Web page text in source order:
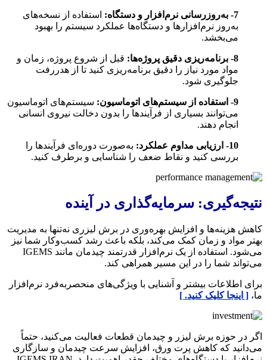
7- به‌روزرسانی نرم‌افزار و دستگاه:
استفاده از نسخه‌های
به‌روز نرم‌افزارها و دستگاه‌ها عملکرد سیستم را بهبود
می‌بخشد.
8- برنامه‌ریزی دقیق پروژه‌ها:
قبل از شروع پروژه، زمان و
مواد مورد نیاز را دقیق برنامه‌ریزی کنید تا از هدررفت
جلوگیری شود.
9- استفاده از سیستم‌های اتوماسیون:
سیستم‌های اتوماسیون
می‌توانند بسیاری از فرآیندها را بدون دخالت نیروی انسانی
انجام دهند.
10- ارزیابی مداوم عملکرد:
به‌صورت دوره‌ای فرآیندها را
بررسی کنید و نقاط ضعف را شناسایی و برطرف کنید.
نتیجه‌گیری: سرمایه‌گذاری در آینده
کاهش هزینه‌ها و افزایش بهره‌وری در برش لیزری نه‌تنها به مدیریت
بهتر مواد و زمان کمک می‌کند، بلکه باعث رشد کسب‌وکار شما نیز
می‌شود. استفاده از یک نرم‌افزار قدرتمند چیدمان مانند IGEMS
می‌تواند شما را در این مسیر همراهی کند.
برای اطلاعات بیشتر و آشنایی با ویژگی‌های منحصربه‌فرد نرم‌افزار
ما، [ اینجا کلیک کنید. ]
اگر در حوزه برش لیزر و چیدمان قطعات فعالیت می‌کنید، حتماً
می‌دانید که کاهش پرت ورق، افزایش سرعت چیدمان و سازگاری